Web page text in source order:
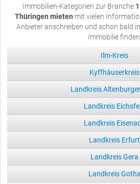
Immobilien-Kategorien zur Branche
Thüringen mieten mit vielen
Anbieter anschreiben und schon bald
Immobilie
Ilm-Kreis
Kyffhäuserkreis
Landkreis
Landkreis
Landkreis
Landkreis Erfurt
Landkreis Gera
Landkreis Gotha